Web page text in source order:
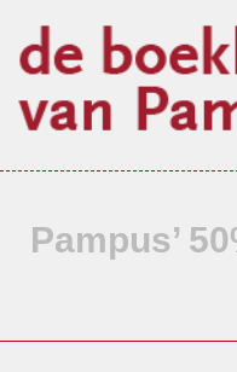
Pampus’